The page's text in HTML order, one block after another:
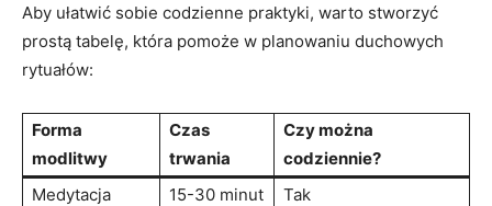
Aby‌ ułatwić sobie codzienne praktyki, warto stworzyć
prostą tabelę, która pomoże w planowaniu duchowych
‍rytuałów:
Forma
modlitwy
Czas
trwania
Czy można
codziennie?
Medytacja
15-30 minut
Tak